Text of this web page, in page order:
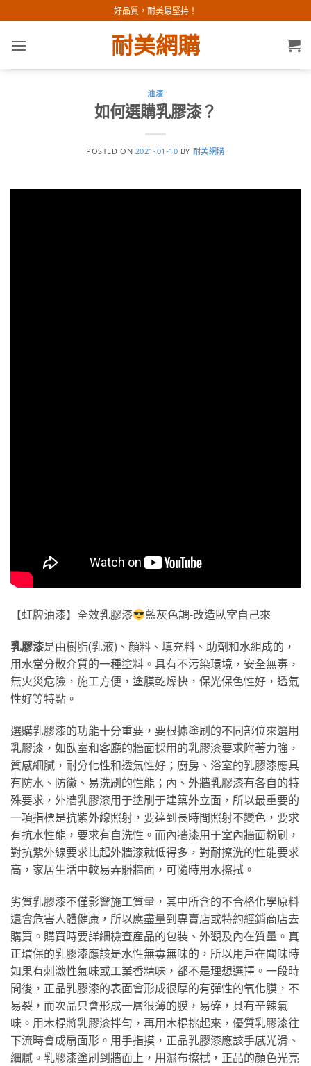
to
content
好品質，耐美最堅持！
耐美網購
油漆
如何選購乳膠漆？
POSTED ON 2021-01-10 BY 耐美網購
【虹牌油漆】全效乳膠漆 藍灰色調-改造臥室自己來
乳膠漆是由樹脂(乳液)、顏料、填充料、助劑和水組成的，
用水當分散介質的一種塗料。具有不污染環境，安全無毒，
無火災危險，施工方便，塗膜乾燥快，保光保色性好，透氣
性好等特點。
選購乳膠漆的功能十分重要，要根據塗刷的不同部位來選用
乳膠漆，如臥室和客廳的牆面採用的乳膠漆要求附著力強，
質感細膩，耐分化性和透氣性好；廚房、浴室的乳膠漆應具
有防水、防黴、易洗刷的性能；內、外牆乳膠漆有各自的特
殊要求，外牆乳膠漆用于塗刷于建築外立面，所以最重要的
一項指標是抗紫外線照射，要達到長時間照射不變色，要求
有抗水性能，要求有自洗性。而內牆漆用于室內牆面粉刷，
對抗紫外線要求比起外牆漆就低得多，對耐擦洗的性能要求
高，家居生活中較易弄髒牆面，可隨時用水擦拭。
劣質乳膠漆不僅影響施工質量，其中所含的不合格化學原料
還會危害人體健康，所以應盡量到專賣店或特約經銷商店去
購買。購買時要詳細檢查産品的包裝、外觀及內在質量。真
正環保的乳膠漆應該是水性無毒無味的，所以用戶在聞味時
如果有刺激性氣味或工業香精味，都不是理想選擇。一段時
間後，正品乳膠漆的表面會形成很厚的有彈性的氧化膜，不
易裂，而次品只會形成一層很薄的膜，易碎，具有辛辣氣
味。用木棍將乳膠漆拌勻，再用木棍挑起來，優質乳膠漆往
下流時會成扇面形。用手指摸，正品乳膠漆應該手感光滑、
細膩。乳膠漆塗刷到牆面上，用濕布擦拭，正品的顔色光亮